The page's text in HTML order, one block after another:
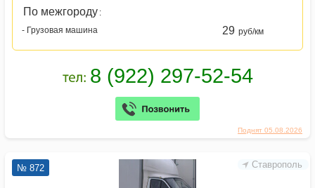
Поднят 05.08.2026
По межгороду :
- Грузовая машина
29 руб/км
Ставрополь
№ 872